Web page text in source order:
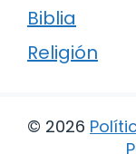
Biblia
Religión
© 2026